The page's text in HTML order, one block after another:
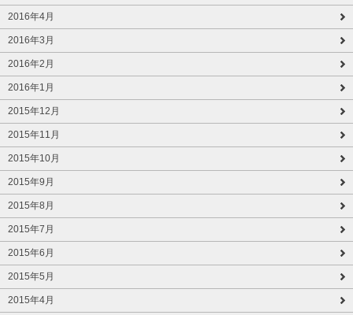
2016年4月
2016年3月
2016年2月
2016年1月
2015年12月
2015年11月
2015年10月
2015年9月
2015年8月
2015年7月
2015年6月
2015年5月
2015年4月